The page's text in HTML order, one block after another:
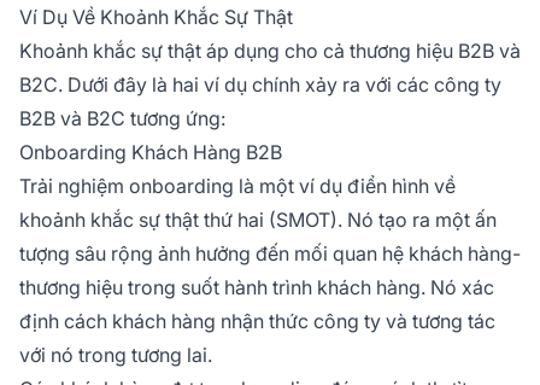
Ví Dụ Về Khoảnh Khắc Sự Thật
Khoảnh khắc sự thật áp dụng cho cả thương hiệu B2B và
B2C. Dưới đây là hai ví dụ chính xảy ra với các công ty
B2B và B2C tương ứng:
Onboarding Khách Hàng B2B
Trải nghiệm onboarding là một ví dụ điển hình về
khoảnh khắc sự thật thứ hai (SMOT). Nó tạo ra một ấn
tượng sâu rộng ảnh hưởng đến mối quan hệ khách hàng-
thương hiệu trong suốt hành trình khách hàng. Nó xác
định cách khách hàng nhận thức công ty và tương tác
với nó trong tương lai.